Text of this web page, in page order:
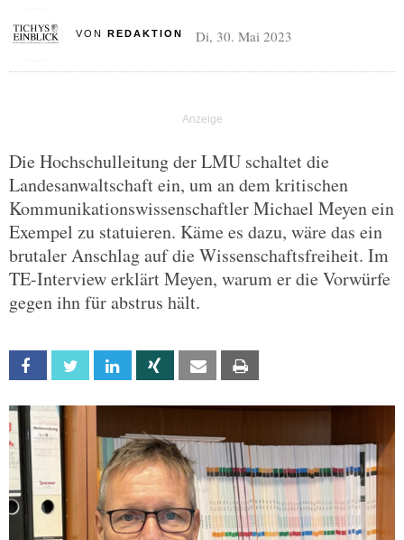
VON REDAKTION Di, 30. Mai 2023
Die Hochschulleitung der LMU schaltet die
Landesanwaltschaft ein, um an dem kritischen
Kommunikationswissenschaftler Michael Meyen ein
Exempel zu statuieren. Käme es dazu, wäre das ein
brutaler Anschlag auf die Wissenschaftsfreiheit. Im
TE-Interview erklärt Meyen, warum er die Vorwürfe
gegen ihn für abstrus hält.
Facebook Twitter Linkedin Xing Email